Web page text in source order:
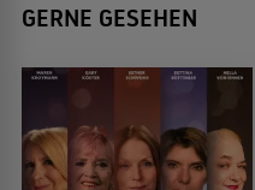
GERNE GESEHEN